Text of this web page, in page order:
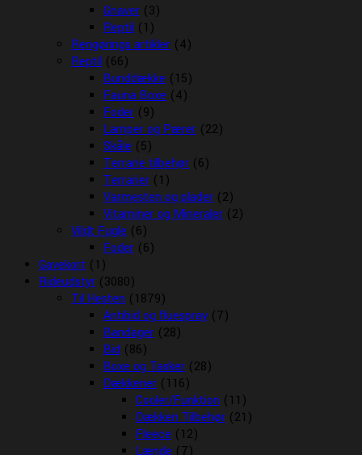
Gnaver (3)
Reptil (1)
Rengørings artikler (4)
Reptil (66)
Bunddække (15)
Fauna Boxe (4)
Foder (9)
Lamper og Pærer (22)
Skåle (5)
Terrarie tilbehør (6)
Terrarier (1)
Varmesten og plader (2)
Vitaminer og Mineraler (2)
Vildt Fugle (6)
Foder (6)
Gavekort (1)
Rideudstyr (3080)
Til Hesten (1879)
Antibid og fluespray (7)
Bandager (28)
Bid (86)
Boxe og Tasker (28)
Dækkener (116)
Cooler/Funktion (11)
Dækken Tilbehør (21)
Fleece (12)
Lænde (7)